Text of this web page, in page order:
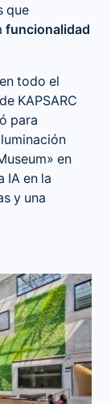
que
funcionalidad
todo el
KAPSARC
para
en
IA en la
y una